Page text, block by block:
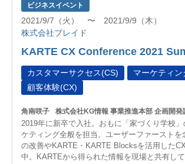
ビジネスイベント
2021/9/7（火） 〜 2021/9/9（木）
株式会社プレイド
KARTE CX Conference 2021
カスタマーサクセス(CS)
マーケティン
顧客体験(CX)
角南咲子 株式会社KG情報 事業推進本部 企画開発
2019年に新卒で入社。おもに「家づくり学校
ケティング全般を担当。ユーザーファーストを
の改善やKARTE・KARTE Blocksを活用した
中。KARTEから得られた情報を現場と共有し